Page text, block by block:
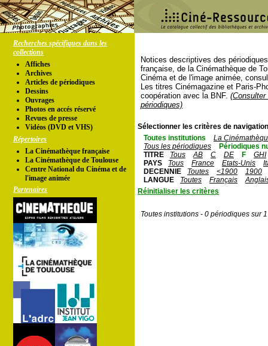
Recherches spécifiques dans les
collections
Affiches
Archives
Articles de périodiques
Dessins
Ouvrages
Photos en accés réservé
Revues de presse
Vidéos (DVD et VHS)
Répertoires
La Cinémathèque française
La Cinémathèque de Toulouse
Centre National du Cinéma et de
l'image animée
Partenaires
Notices descriptives des
française, de la Cinémathèque de
Cinéma et de l'image animée,
Les titres Cinémagazine et Paris-
coopération avec la BNF.
périodiques)
Sélectionner les critères de
Toutes institutions
La
Tous les périodiques
Périodiques
TITRE
Tous AB C DE F
GHI
PAYS
Tous France Etats-Unis
DECENNIE
Toutes <1900
1900
LANGUE
Toutes Français
Réinitialiser les critères
Toutes institutions - 0 périodiques sur